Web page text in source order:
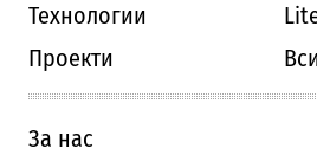
Технологии
Проекти
За нас